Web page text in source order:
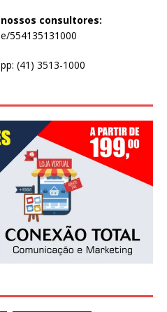
consultores:
554135131000
(41) 3513-1000